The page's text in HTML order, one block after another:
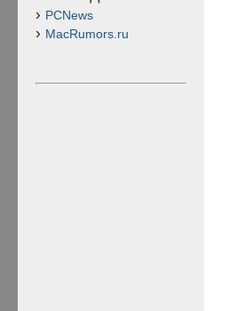
PCNews
MacRumors.ru